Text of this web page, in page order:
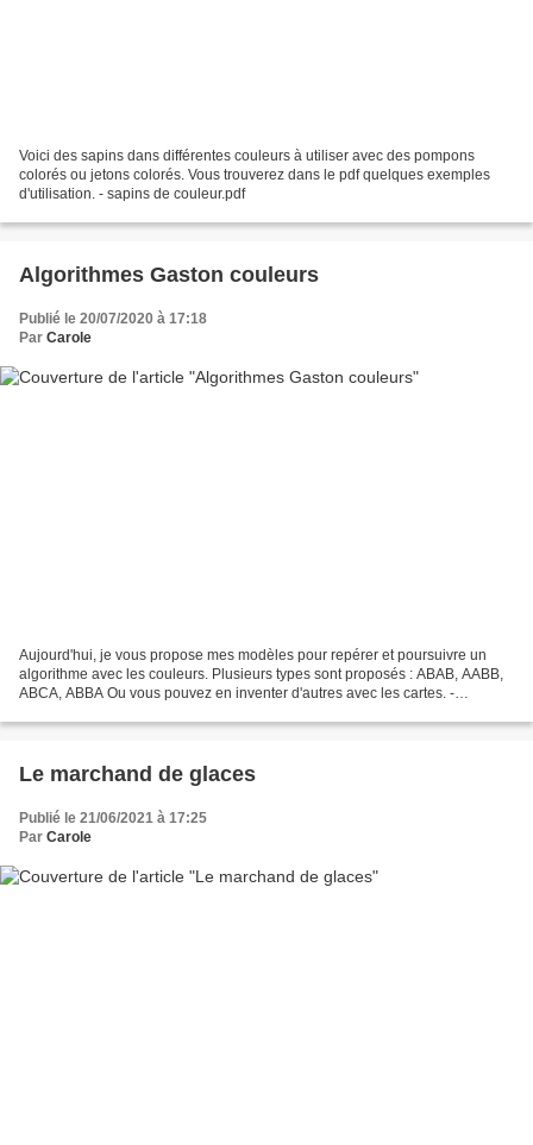
Voici des sapins dans différentes couleurs à utiliser avec des pompons
colorés ou jetons colorés. Vous trouverez dans le pdf quelques exemples
d'utilisation. - sapins de couleur.pdf
Algorithmes Gaston couleurs
Publié le 20/07/2020 à 17:18
Par Carole
Aujourd'hui, je vous propose mes modèles pour repérer et poursuivre un
algorithme avec les couleurs. Plusieurs types sont proposés : ABAB, AABB,
ABCA, ABBA Ou vous pouvez en inventer d'autres avec les cartes. -
Le marchand de glaces
Publié le 21/06/2021 à 17:25
Par Carole